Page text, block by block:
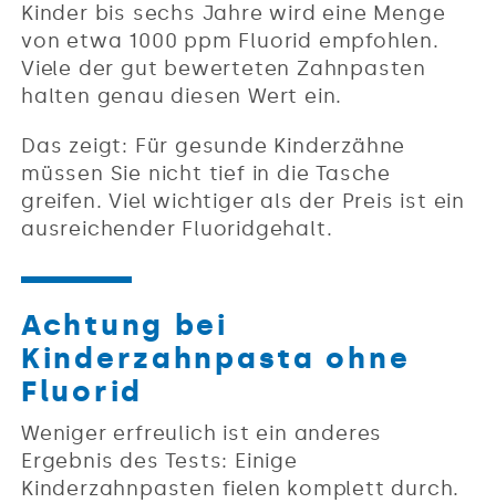
Kinder bis sechs Jahre wird eine Menge
von etwa 1000 ppm Fluorid empfohlen.
Viele der gut bewerteten Zahnpasten
halten genau diesen Wert ein.
Das zeigt: Für gesunde Kinderzähne
müssen Sie nicht tief in die Tasche
greifen. Viel wichtiger als der Preis ist ein
ausreichender Fluoridgehalt.
Achtung bei
Kinderzahnpasta ohne
Fluorid
Weniger erfreulich ist ein anderes
Ergebnis des Tests: Einige
Kinderzahnpasten fielen komplett durch.